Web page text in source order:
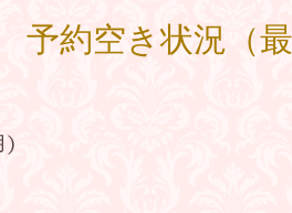
予約空き状況（
)